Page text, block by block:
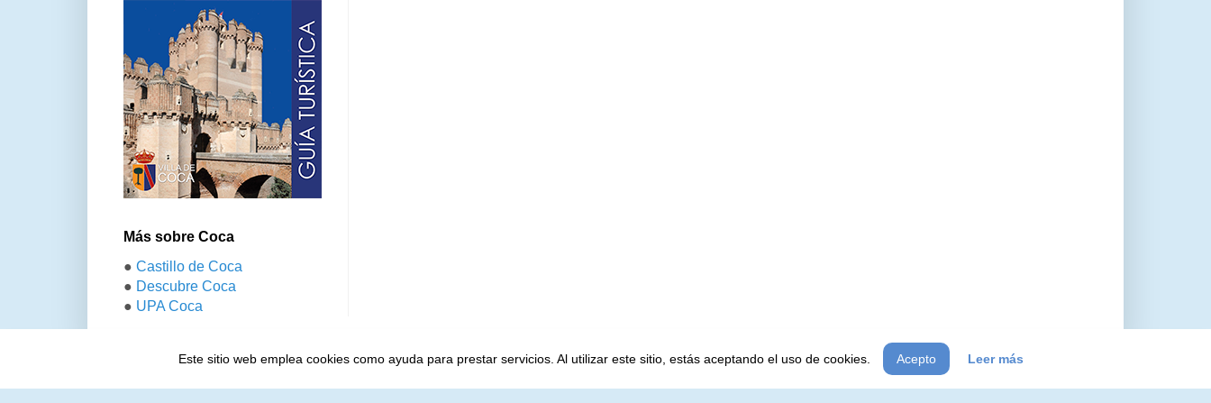
Este sitio web emplea cookies como ayuda para prestar servicios. Al utilizar este sitio, estás aceptando el uso de cookies. Acepto Leer más
Más sobre Coca
● Castillo de Coca
● Descubre Coca
● UPA Coca